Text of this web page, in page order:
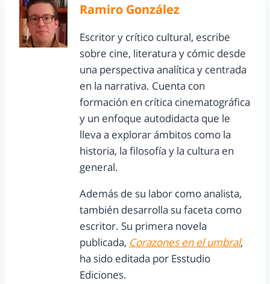
Ramiro González
Escritor y crítico cultural, escribe
sobre cine, literatura y cómic desde
una perspectiva analítica y centrada
en la narrativa. Cuenta con
formación en crítica cinematográfica
y un enfoque autodidacta que le
lleva a explorar ámbitos como la
historia, la filosofía y la cultura en
general.
Además de su labor como analista,
también desarrolla su faceta como
escritor. Su primera novela
publicada, Corazones en el umbral,
ha sido editada por Esstudio
Ediciones.